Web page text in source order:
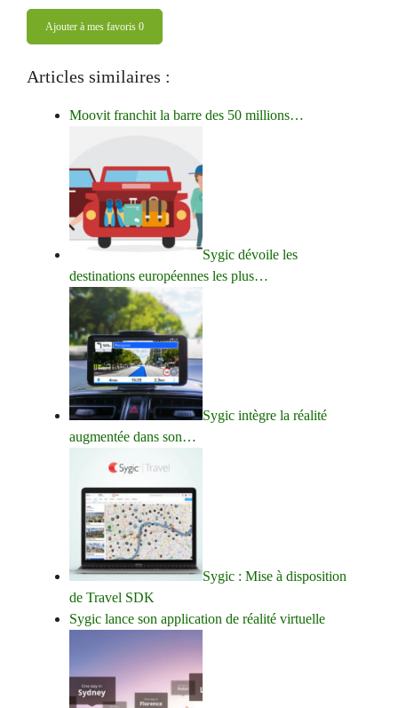
Ajouter à mes favoris 0
Articles similaires :
Moovit franchit la barre des 50 millions…
Sygic dévoile les
destinations européennes les plus…
Sygic intègre la réalité
augmentée dans son…
Sygic : Mise à disposition
de Travel SDK
Sygic lance son application de réalité virtuelle